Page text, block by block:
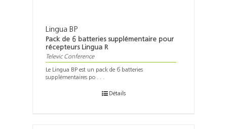
Lingua BP
Pack de 6 batteries supplémentaire pour
récepteurs Lingua R
Televic Conference
Le Lingua BP est un pack de 6 batteries
supplémentaires po . . .
Détails